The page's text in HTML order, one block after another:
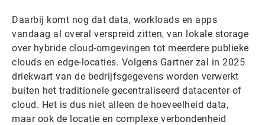
Daarbij komt nog dat data, workloads en apps
vandaag al overal verspreid zitten, van lokale storage
over hybride cloud-omgevingen tot meerdere publieke
clouds en edge-locaties. Volgens Gartner zal in 2025
driekwart van de bedrijfsgegevens worden verwerkt
buiten het traditionele gecentraliseerd datacenter of
cloud. Het is dus niet alleen de hoeveelheid data,
maar ook de locatie en complexe verbondenheid